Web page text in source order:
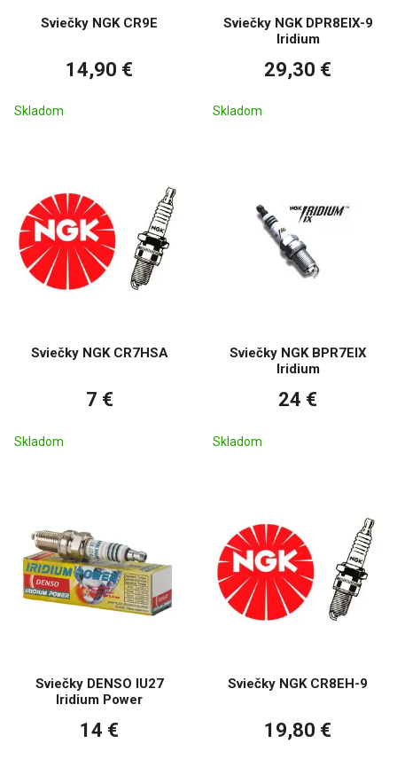
Sviečky NGK CR9E
14,90 €
Skladom
Sviečky NGK DPR8EIX-9
Iridium
29,30 €
Skladom
Sviečky NGK CR7HSA
7 €
Skladom
Sviečky NGK BPR7EIX
Iridium
24 €
Skladom
Sviečky DENSO IU27
Iridium Power
14 €
Sviečky NGK CR8EH-9
19,80 €